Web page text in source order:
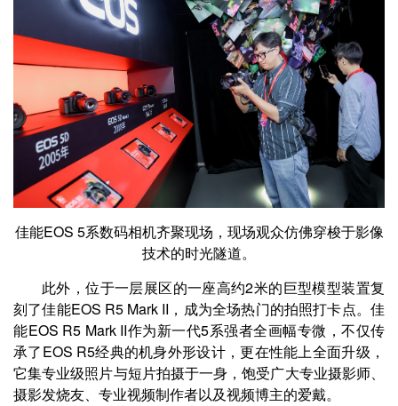
佳能EOS 5系数码相机齐聚现场，现场观众仿佛穿梭于影像
技术的时光隧道。
此外，位于一层展区的一座高约2米的巨型模型装置复
刻了佳能EOS R5 Mark II，成为全场热门的拍照打卡点。佳
能EOS R5 Mark II作为新一代5系强者全画幅专微，不仅传
承了EOS R5经典的机身外形设计，更在性能上全面升级，
它集专业级照片与短片拍摄于一身，饱受广大专业摄影师、
摄影发烧友、专业视频制作者以及视频博主的爱戴。